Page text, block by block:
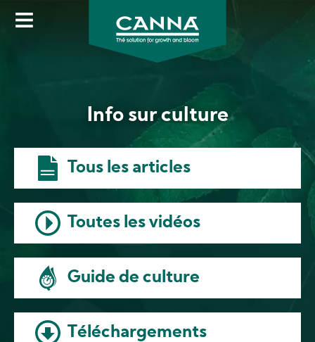
Skip
Info sur culture
Tous les articles
Toutes les vidéos
Guide de culture
Téléchargements